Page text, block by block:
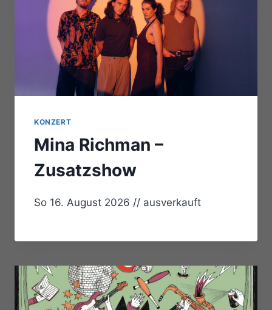
KONZERT
Mina Richman –
Zusatzshow
So 16. August 2026 // ausverkauft